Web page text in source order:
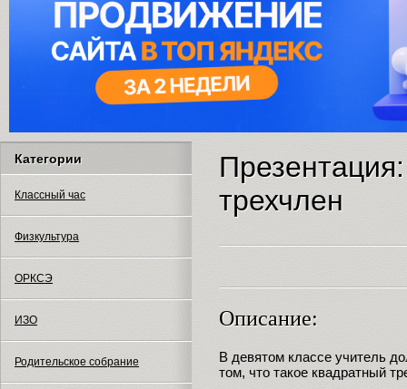
Категории
Классный час
Физкультура
ОРКСЭ
ИЗО
Родительское собрание
трехчлен
Описание:
В девятом классе учитель
том, что такое квадратный